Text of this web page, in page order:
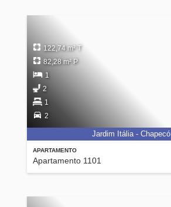
APARTAMENTO
Apartamento 1101
122,74 m² T
82,28 m² P
1
2
1
2
Jardim Itália - Chapecó